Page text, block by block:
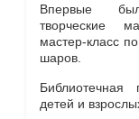
Впервые
творческие
мастер-класс
шаров.
Библиотечная
детей и